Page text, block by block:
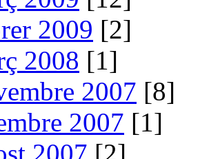
2009 [2]
2008 [1]
2007 [8]
2007 [1]
2007 [2]